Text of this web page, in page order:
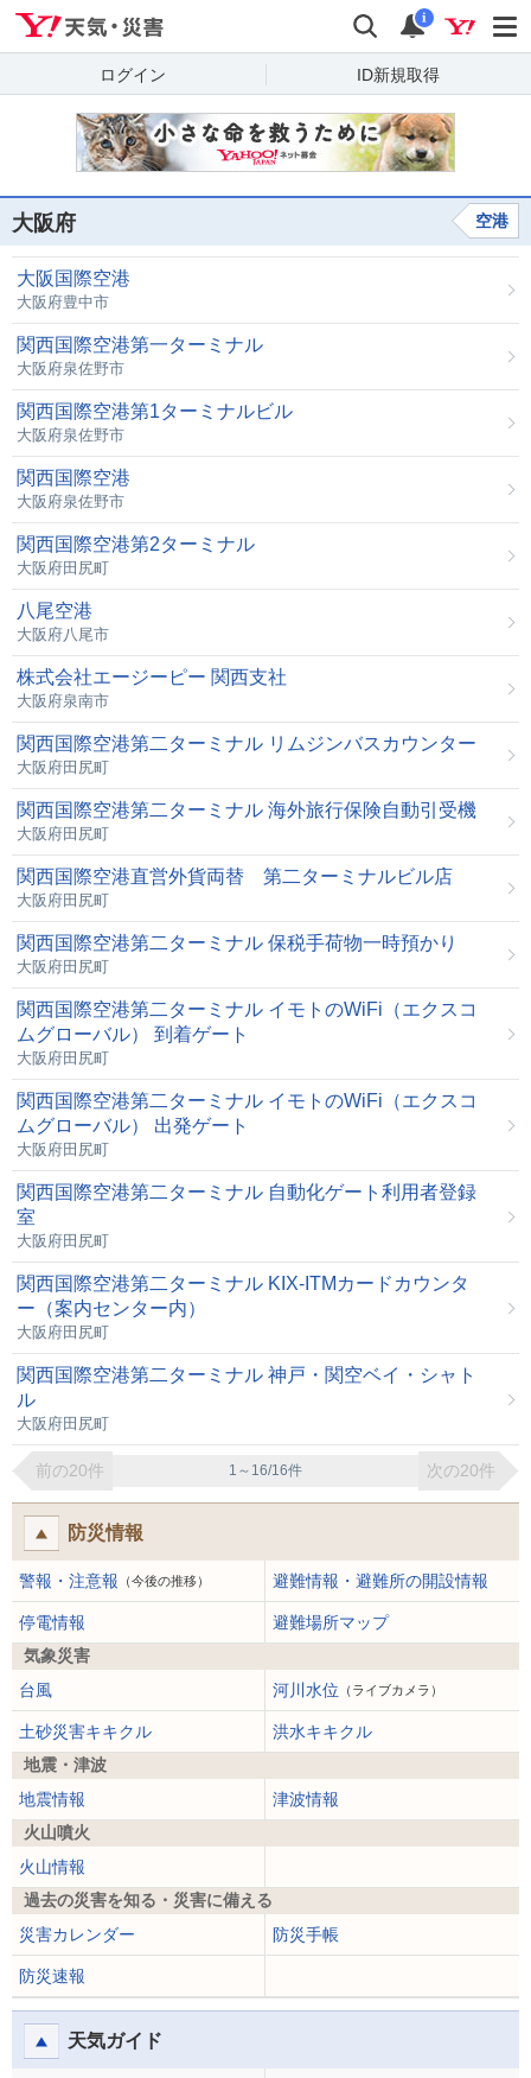
検索 通知
i
ログイン ID新規取得
大阪府 空港
大阪国際空港
大阪府豊中市
関西国際空港第一ターミナル
大阪府泉佐野市
関西国際空港第1ターミナルビル
大阪府泉佐野市
関西国際空港
大阪府泉佐野市
関西国際空港第2ターミナル
大阪府田尻町
八尾空港
大阪府八尾市
株式会社エージーピー 関西支社
大阪府泉南市
関西国際空港第二ターミナル リムジンバスカウンター
大阪府田尻町
関西国際空港第二ターミナル 海外旅行保険自動引受機
大阪府田尻町
関西国際空港直営外貨両替 第二ターミナルビル店
大阪府田尻町
関西国際空港第二ターミナル 保税手荷物一時預かり
大阪府田尻町
関西国際空港第二ターミナル イモトのWiFi（エクスコ
ムグローバル） 到着ゲート
大阪府田尻町
関西国際空港第二ターミナル イモトのWiFi（エクスコ
ムグローバル） 出発ゲート
大阪府田尻町
関西国際空港第二ターミナル 自動化ゲート利用者登録
室
大阪府田尻町
関西国際空港第二ターミナル KIX-ITMカードカウンタ
ー（案内センター内）
大阪府田尻町
関西国際空港第二ターミナル 神戸・関空ベイ・シャト
ル
大阪府田尻町
前の20件 1～16/16件 次の20件
防災情報
警報・注意報 （今後の推移） 避難情報・避難所の開設情報
停電情報
避難場所マップ
気象災害
台風
河川水位 （ライブカメラ）
土砂災害キキクル
洪水キキクル
地震・津波
地震情報
津波情報
火山噴火
火山情報
過去の災害を知る・災害に備える
災害カレンダー
防災手帳
防災速報
天気ガイド